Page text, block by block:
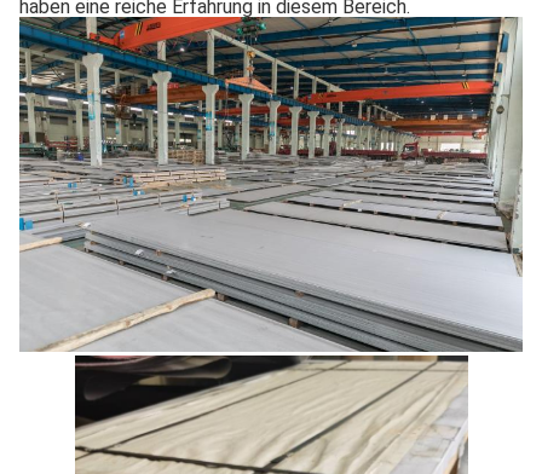
haben eine reiche Erfahrung in diesem Bereich.